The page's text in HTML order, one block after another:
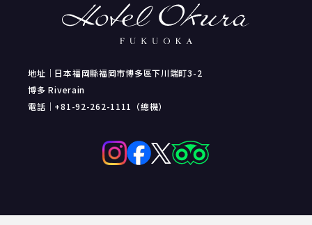
地址｜日本福岡縣福岡市博多區下川端町3-2
博多 Riverain
電話｜+81-92-262-1111（總機）